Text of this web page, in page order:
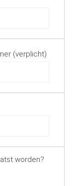
(verplicht)
worden?